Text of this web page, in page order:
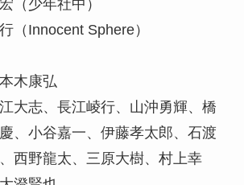
（少年社中）
（Innocent Sphere）
木康弘
大志、長江崚行、山沖勇輝、橋
、小谷嘉一、伊藤孝太郎、石渡
西野龍太、三原大樹、村上幸